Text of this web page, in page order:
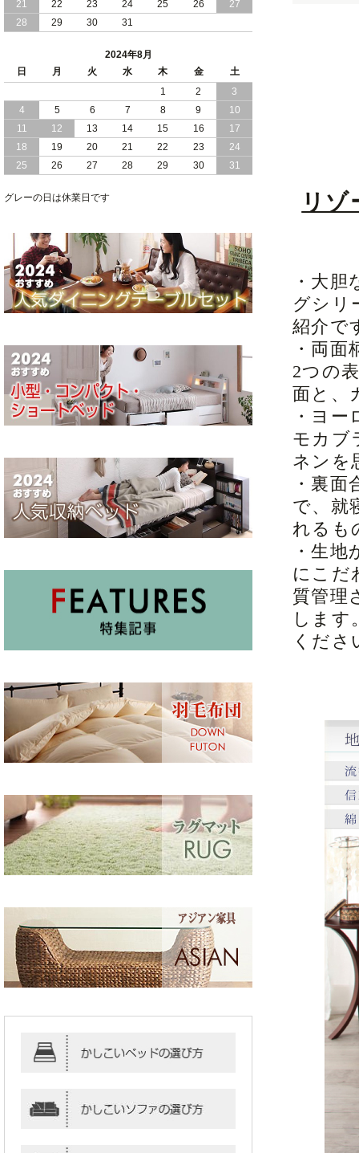
リゾ
・大
グシリ
紹介で
・両
2つの
面と、
・ヨ
モカブ
ネンを
・裏
で、就
れるも
・生
にこだ
質管理
します
くださ
2024/05/21
日本製 大容量 収納 跳ね上げ式 リフト
組立設置付
日本製 大容量 収納 跳ね上げ式 （ リフ
トアップ ） ベッド 横開き ヘッドボー
ド 組立設置 付き
2024/04/25
日本製 収納 跳ね上げ式 リフトアップ
ベッド 縦開き ヘッドボード 組立設置サ
21 22 23 24 25 26
27
28
29 30 31
2024年8月
日
月 火 水 木 金
土
1
2
3
4
5 6 7 8 9
10
11
12 13 14 15 16
17
18
19 20 21 22 23
24
25
26 27 28 29 30 31
グレーの日は休業日です